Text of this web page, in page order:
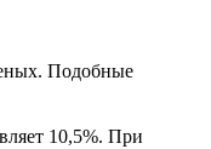
Подобные
10,5%. При